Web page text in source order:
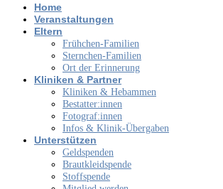
Home
Veranstaltungen
Eltern
Frühchen-Familien
Sternchen-Familien
Ort der Erinnerung
Kliniken & Partner
Kliniken & Hebammen
Bestatter:innen
Fotograf:innen
Infos & Klinik-Übergaben
Unterstützen
Geldspenden
Brautkleidspende
Stoffspende